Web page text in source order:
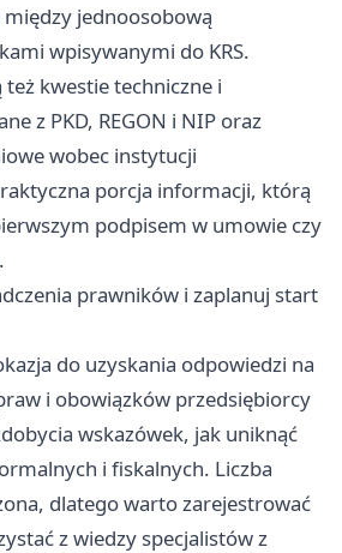
jednoosobową
wpisywanymi do KRS.
kwestie techniczne i
z PKD, REGON i NIP oraz
wobec instytucji
porcja informacji, którą
podpisem w umowie czy
prawników i zaplanuj start
do uzyskania odpowiedzi na
i obowiązków przedsiębiorcy
wskazówek, jak uniknąć
i fiskalnych. Liczba
dlatego warto zarejestrować
z wiedzy specjalistów z